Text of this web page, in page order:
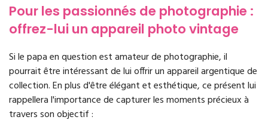
Pour les passionnés de photographie :
offrez-lui un appareil photo vintage
Si le papa en question est amateur de photographie, il
pourrait être intéressant de lui offrir un appareil argentique de
collection. En plus d'être élégant et esthétique, ce présent lui
rappellera l'importance de capturer les moments précieux à
travers son objectif :